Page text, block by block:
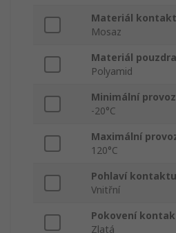
Materiál
Mosaz
Materiál pouzdra
Polyamid
Minimální
-20°C
Maximální
120°C
Pohlaví kontaktu
Vnitřní
Pokovení
Zlatá